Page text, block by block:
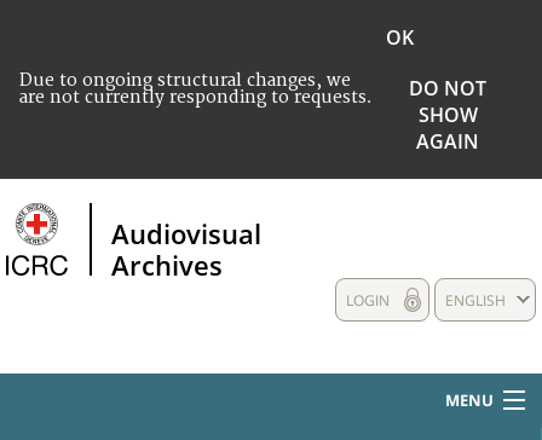
Due to ongoing structural changes, we
are not currently responding to requests.
OK
DO NOT
SHOW
AGAIN
Audiovisual
Archives
ENGLISH
LOGIN
MENU